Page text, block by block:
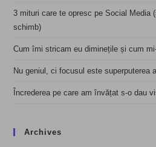
3 mituri care te opresc pe Social Media
schimb)
Cum îmi stricam eu diminețile și cum
Nu geniul, ci focusul este superputerea
Încrederea pe care am învățat s-o dau
Archives